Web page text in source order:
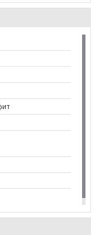
с гориз. дверкой
ш=602 в=1110
г=445
ш=602 в=1110
ш=602 в=1089
в=456 г=445
и 2 дверками
и 1 дверкой
в=250 г=216
(1200) (мм):
(1500) (мм):